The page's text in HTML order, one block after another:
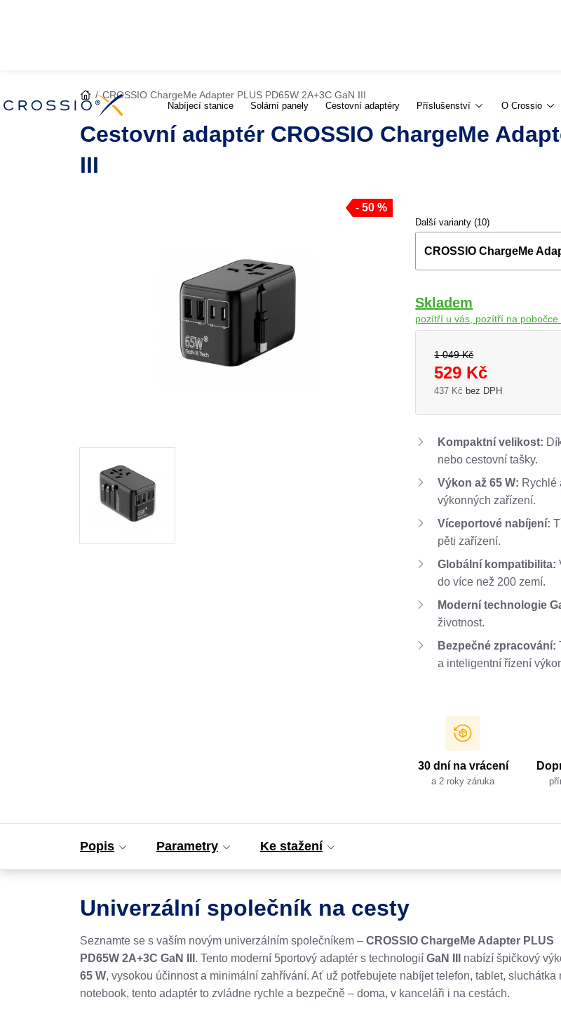
Nabíjecí stanice Solární panely Cestovní adaptéry Příslušenství O Crossio
CROSSIO ChargeMe Adapter PLUS PD65W 2A+3C GaN III
Cestovní adaptér CROSSIO ChargeMe
III
- 50 %
Další varianty (10)
CROSSIO ChargeMe
Skladem
pozítří u vás, pozítří na pobočce
1 049 Kč
529 Kč
437 Kč bez DPH
Kompaktní velikost:
nebo cestovní tašky.
Výkon až 65 W: Rychlé
výkonných zařízení.
Víceportové nabíjení:
pěti zařízení.
Globální kompatibilita:
do více než 200 zemí.
Moderní technologie
životnost.
Bezpečné zpracování:
a inteligentní řízení
30 dní na vrácení
a 2 roky záruka
Popis Parametry Ke stažení
Univerzální společník na cesty
Seznamte se s vaším novým univerzálním společníkem – CROSSIO ChargeMe Adapter PLUS
PD65W 2A+3C GaN III . Tento moderní 5portový adaptér s technologií GaN III
nabízí špičkový
65 W, vysokou účinnost a minimální zahřívání. Ať už potřebujete nabíjet telefon, tablet, sluchátka
notebook, tento adaptér to zvládne rychle a bezpečně – doma, v kanceláři i na cestách.